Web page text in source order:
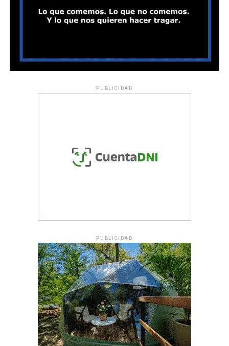
PUBLICIDAD
PUBLICIDAD